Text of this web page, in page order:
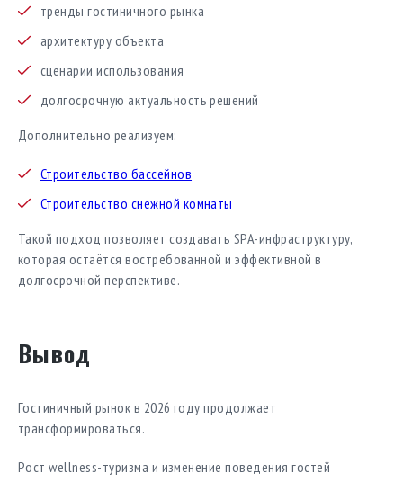
тренды гостиничного рынка
архитектуру объекта
сценарии использования
долгосрочную актуальность решений
Дополнительно реализуем:
Строительство бассейнов
Строительство снежной комнаты
Такой подход позволяет создавать SPA-инфраструктуру,
которая остаётся востребованной и эффективной в
долгосрочной перспективе.
Вывод
Гостиничный рынок в 2026 году продолжает
трансформироваться.
Рост wellness-туризма и изменение поведения гостей